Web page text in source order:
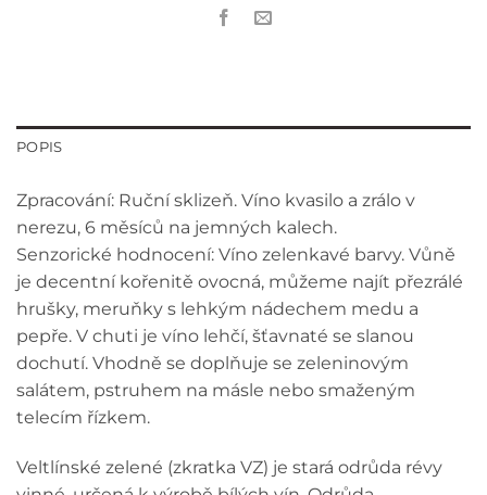
POPIS
Zpracování: Ruční sklizeň. Víno kvasilo a zrálo v
nerezu, 6 měsíců na jemných kalech.
Senzorické hodnocení: Víno zelenkavé barvy. Vůně
je decentní kořenitě ovocná, můžeme najít přezrálé
hrušky, meruňky s lehkým nádechem medu a
pepře. V chuti je víno lehčí, šťavnaté se slanou
dochutí. Vhodně se doplňuje se zeleninovým
salátem, pstruhem na másle nebo smaženým
telecím řízkem.
Veltlínské zelené (zkratka VZ) je stará odrůda révy